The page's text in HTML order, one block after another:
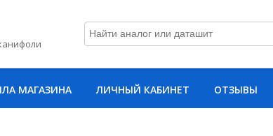
МАГАЗИНА ЛИЧНЫЙ КАБИНЕТ ОТЗЫВЫ